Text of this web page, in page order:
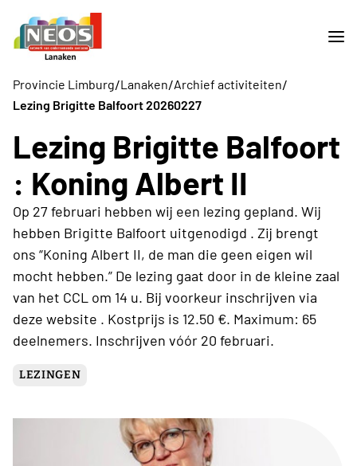
Provincie Limburg/Lanaken/Archief activiteiten/
Lezing Brigitte Balfoort 20260227
Lezing Brigitte Balfoort
: Koning Albert II
Op 27 februari hebben wij een lezing gepland. Wij
hebben Brigitte Balfoort uitgenodigd . Zij brengt
ons “Koning Albert II, de man die geen eigen wil
mocht hebben.” De lezing gaat door in de kleine zaal
van het CCL om 14 u. Bij voorkeur inschrijven via
deze website . Kostprijs is 12.50 €. Maximum: 65
deelnemers. Inschrijven vóór 20 februari.
LEZINGEN